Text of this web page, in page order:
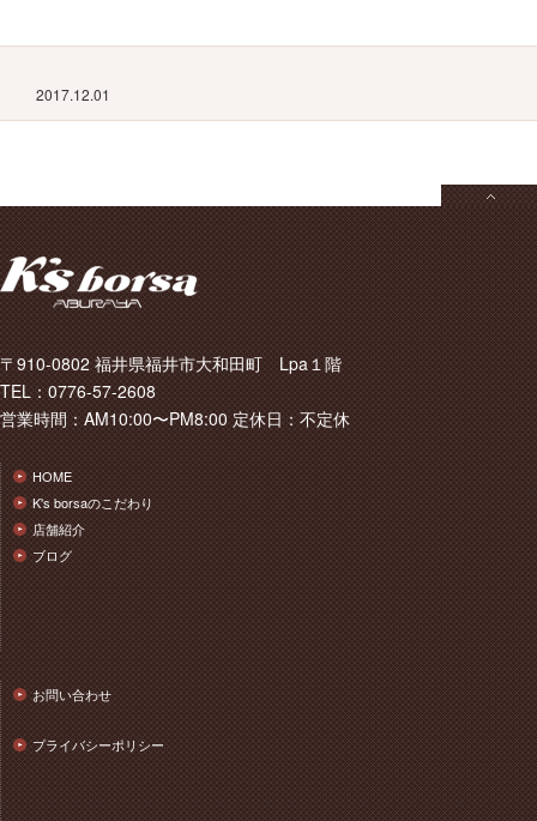
2017.12.01
〒910-0802 福井県福井市大和田町 Lpa１階
TEL：0776-57-2608
営業時間：AM10:00〜PM8:00 定休日：不定休
HOME
K's borsaのこだわり
店舗紹介
ブログ
お問い合わせ
プライバシーポリシー